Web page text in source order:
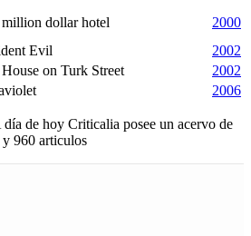
dollar hotel
2000
Evil
2002
on Turk Street
2002
2006
día de hoy Criticalia posee un acervo de
y 960 articulos